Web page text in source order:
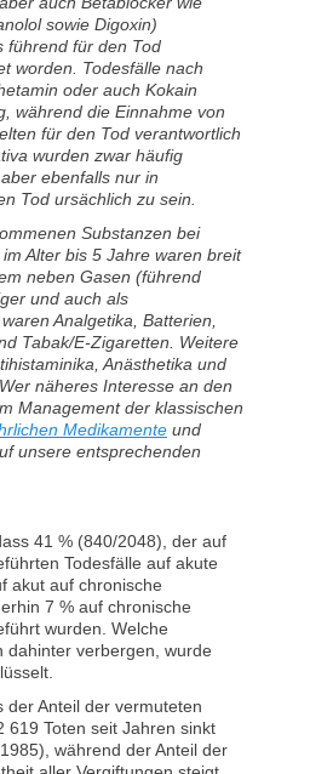
sowie Digoxin)
führend für den Tod
worden. Todesfälle nach
oder auch Kokain
während die Einnahme von
für den Tod verantwortlich
wurden zwar häufig
ebenfalls nur in
Tod ursächlich zu sein.
Substanzen bei
Alter bis 5 Jahre waren breit
neben Gasen (führend
und auch als
Analgetika, Batterien,
Tabak/E-Zigaretten. Weitere
Anästhetika und
näheres Interesse an den
Management der klassischen
Medikamente und
unsere entsprechenden
41 % (840/2048), der auf
Todesfälle auf akute
akut auf chronische
7 % auf chronische
wurden. Welche
dahinter verbergen, wurde
der Anteil der vermuteten
619 Toten seit Jahren sinkt
während der Anteil der